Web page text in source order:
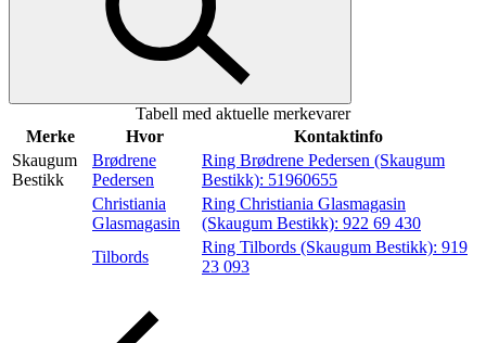
Aktiviteter
Inspirasjon
Tabell med aktuelle merkevarer
Merke
Hvor
Kontaktinfo
Skaugum
Bestikk
Brødrene
Pedersen
Ring Brødrene Pedersen (Skaugum
Bestikk): 51960655
Christiania
Glasmagasin
Ring Christiania Glasmagasin
(Skaugum Bestikk): 922 69 430
Tilbords
Ring Tilbords (Skaugum Bestikk): 919
23 093